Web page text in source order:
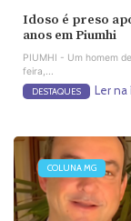
Idoso é preso
anos em Piumhi
PIUMHI - Um homem
feira,...
DESTAQUES Ler
COLUNA MG